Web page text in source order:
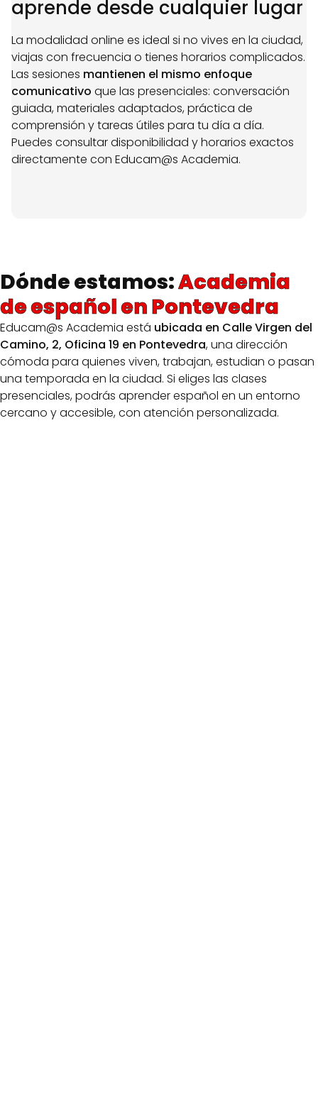
aprende desde cualquier lugar
La modalidad online es ideal si no vives en la ciudad,
viajas con frecuencia o tienes horarios complicados.
Las sesiones mantienen el mismo enfoque
comunicativo que las presenciales: conversación
guiada, materiales adaptados, práctica de
comprensión y tareas útiles para tu día a día.
Puedes consultar disponibilidad y horarios exactos
directamente con Educam@s Academia.
Dónde estamos:Academia
de español en Pontevedra
Educam@s Academia está ubicada en Calle Virgen del
Camino, 2, Oficina 19 en Pontevedra, una dirección
cómoda para quienes viven, trabajan, estudian o pasan
una temporada en la ciudad. Si eliges las clases
presenciales, podrás aprender español en un entorno
cercano y accesible, con atención personalizada.